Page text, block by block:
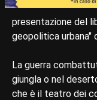
presentazione del
geopolitica urbana"
La guerra
giungla o nel
che è il teatro dei